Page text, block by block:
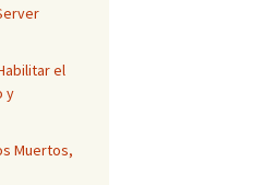
el
y
Muertos,